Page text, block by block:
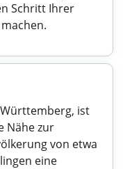
Schritt Ihrer
ist
Nähe zur
von etwa
eine